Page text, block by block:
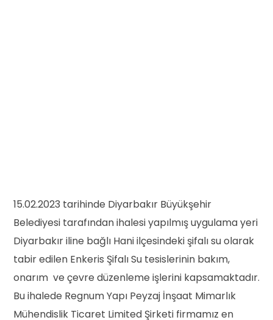
15.02.2023 tarihinde Diyarbakır Büyükşehir
Belediyesi tarafından ihalesi yapılmış uygulama yeri
Diyarbakır iline bağlı Hani ilçesindeki şifalı su olarak
tabir edilen Enkeris Şifalı Su tesislerinin bakım,
onarım ve çevre düzenleme işlerini kapsamaktadır.
Bu ihalede Regnum Yapı Peyzaj İnşaat Mimarlık
Mühendislik Ticaret Limited Şirketi firmamız en